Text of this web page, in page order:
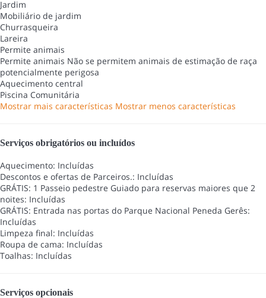
Jardim
Mobiliário de jardim
Churrasqueira
Lareira
Permite animais
Permite animais Não se permitem animais de estimação de raça
potencialmente perigosa
Aquecimento central
Piscina Comunitária
Mostrar mais características Mostrar menos características
Serviços obrigatórios ou incluídos
Aquecimento: Incluídas
Descontos e ofertas de Parceiros.: Incluídas
GRÁTIS: 1 Passeio pedestre Guiado para reservas maiores que 2
noites: Incluídas
GRÁTIS: Entrada nas portas do Parque Nacional Peneda Gerês:
Incluídas
Limpeza final: Incluídas
Roupa de cama: Incluídas
Toalhas: Incluídas
Serviços opcionais